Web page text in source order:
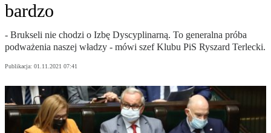
bardzo
- Brukseli nie chodzi o Izbę Dyscyplinarną. To generalna próba
podważenia naszej władzy - mówi szef Klubu PiS Ryszard Terlecki.
Publikacja: 01.11.2021 07:41